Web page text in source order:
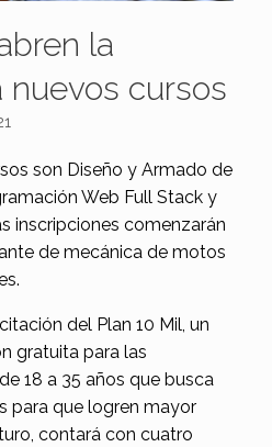
la
nuevos cursos
son Diseño y Armado de
Web Full Stack y
inscripciones comenzarán
de mecánica de motos
del Plan 10 Mil, un
gratuita para las
18 a 35 años que busca
para que logren mayor
contará con cuatro